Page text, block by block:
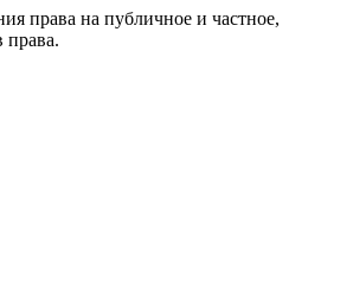
права на публичное и частное,
права.